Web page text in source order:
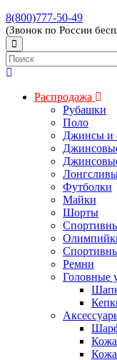
8(800)777-50-49
(Звонок по России
Распродажа
Рубашки
Поло
Джинсы и
Футболки
Майки
Шорты
Ремни
Головные